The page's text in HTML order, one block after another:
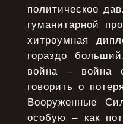
политическое
гуманитарной
хитроумная
гораздо
война – война
говорить о
Вооруженные
особую – как